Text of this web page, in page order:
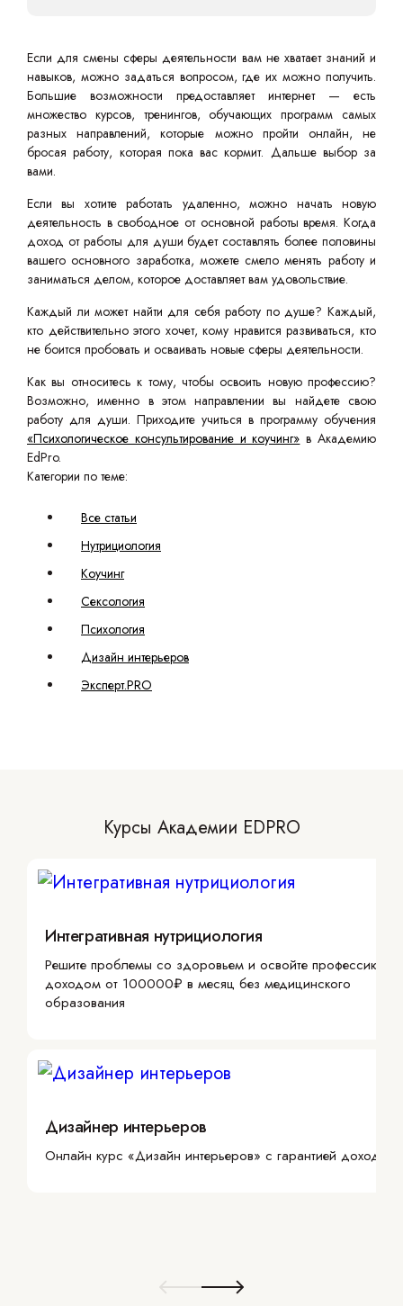
Если для смены сферы деятельности вам не хватает знаний и
навыков, можно задаться вопросом, где их можно получить.
Большие возможности предоставляет интернет — есть
множество курсов, тренингов, обучающих программ самых
разных направлений, которые можно пройти онлайн, не
бросая работу, которая пока вас кормит. Дальше выбор за
вами.
Если вы хотите работать удаленно, можно начать новую
деятельность в свободное от основной работы время. Когда
доход от работы для души будет составлять более половины
вашего основного заработка, можете смело менять работу и
заниматься делом, которое доставляет вам удовольствие.
Каждый ли может найти для себя работу по душе? Каждый,
кто действительно этого хочет, кому нравится развиваться, кто
не боится пробовать и осваивать новые сферы деятельности.
Как вы относитесь к тому, чтобы освоить новую профессию?
Возможно, именно в этом направлении вы найдете свою
работу для души. Приходите учиться в программу обучения
«Психологическое консультирование и коучинг» в Академию
EdPro.
Категории по теме:
Все статьи
Нутрициология
Коучинг
Сексология
Психология
Дизайн интерьеров
Эксперт.PRO
Курсы Академии EDPRO
Интегративная нутрициология
Решите проблемы со здоровьем и освойте профессию с
доходом от 100000₽ в месяц без медицинского
образования
Дизайнер интерьеров
Онлайн курс «Дизайн интерьеров» с гарантией дохода